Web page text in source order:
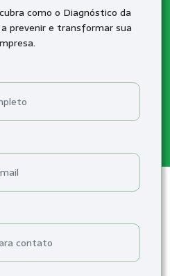
como o Diagnóstico da
prevenir e transformar sua